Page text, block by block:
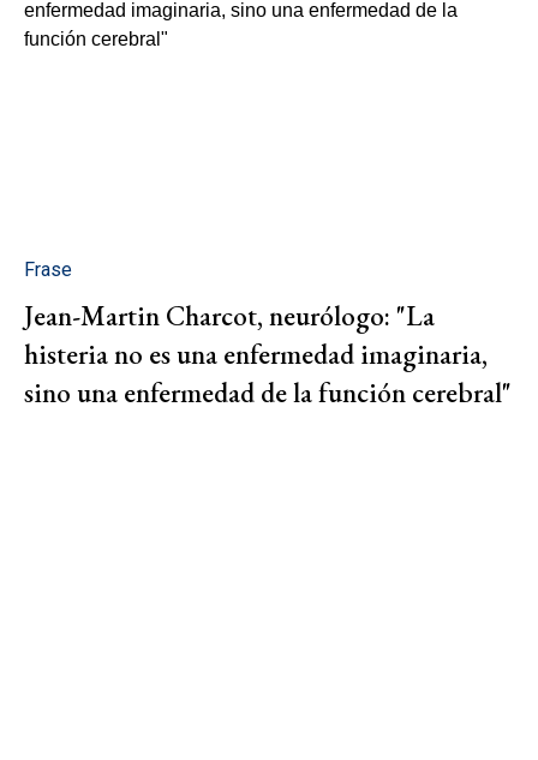
Frase
Jean-Martin Charcot, neurólogo: "La
histeria no es una enfermedad imaginaria,
sino una enfermedad de la función cerebral"